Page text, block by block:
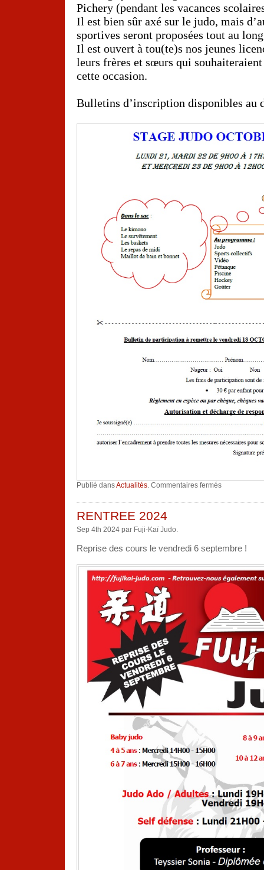
Pichery (pendant les vacances
Il est bien sûr axé sur le judo, mais
sportives seront proposées tout au
Il est ouvert à tou(te)s nos jeunes
leurs frères et sœurs qui
cette occasion.
Bulletins d’inscription disponibles au
Publié dansActualités. Commentaires ferméssur
de
RENTREE 2024
Sep 4th 2024 par Fuji-Kaï Judo.
Reprise des cours le vendredi 6 septembre !